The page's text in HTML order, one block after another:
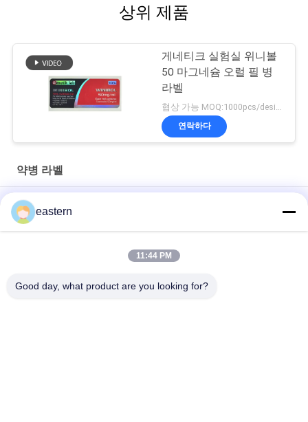
상위 제품
게네티크 실험실 위니볼
50 마그네슘 오럴 필 병
라벨
연락하다
약병 라벨
경구용 시알리스 타달라필 100mg 라벨
SS-31 강한 접착제 라벨 펩타이드 플라스크 라벨
바이오멕스 실험실 기록저장소 동화작용 주문 제작된 브랜드와 광
eastern
11:44 PM
Good day, what product are you looking for?